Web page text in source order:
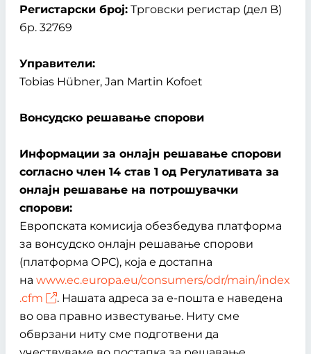
Регистарски број: Трговски регистар (дел B)
бр. 32769
Управители:
Tobias Hübner, Jan Martin Kofoet
Вонсудско решавање спорови
Информации за онлајн решавање спорови
согласно член 14 став 1 од Регулативата за
онлајн решавање на потрошувачки
спорови:
Европската комисија обезбедува платформа
за вонсудско онлајн решавање спорови
(платформа ОРС), која е достапна
на www.ec.europa.eu/consumers/odr/main/index
.cfm
. Нашата адреса за е-пошта е наведена
во ова правно известување. Ниту сме
обврзани ниту сме подготвени да